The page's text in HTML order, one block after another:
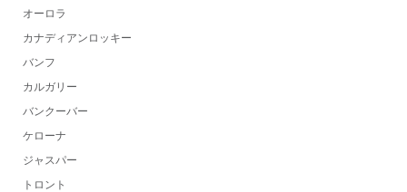
オーロラ
カナディアンロッキー
バンフ
カルガリー
バンクーバー
ケローナ
ジャスパー
トロント